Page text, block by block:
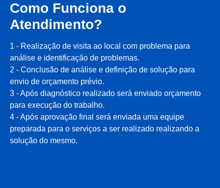
Como Funciona o
Atendimento?
1 - Realização de visita ao local com problema para
análise e identificação de problemas.
2 - Conclusão de análise e definição de solução para
envio de orçamento prévio.
3 - Após diagnóstico realizado será enviado orçamento
para execução do trabalho.
4 - Após aprovação final será enviada uma equipe
preparada para o serviços a ser realizado realizando a
solução do mesmo.